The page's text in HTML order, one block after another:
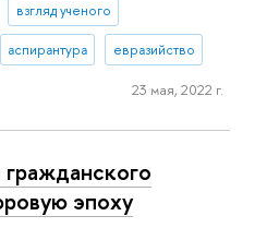
взгляд ученого
аспирантура евразийство
23 мая, 2022 г.
эпоху